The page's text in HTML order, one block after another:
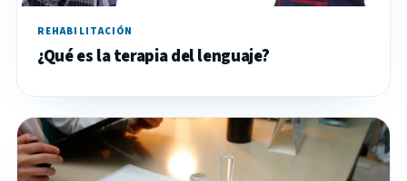
REHABILITACIÓN
¿Qué es la terapia del lenguaje?